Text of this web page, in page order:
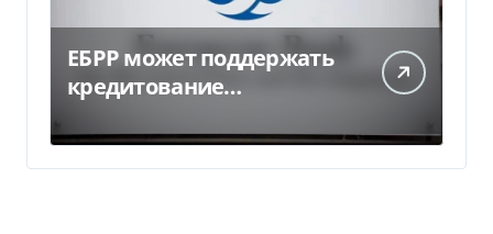
ЕБРР может поддержать
кредитование
300 млн евро — Delo.ua